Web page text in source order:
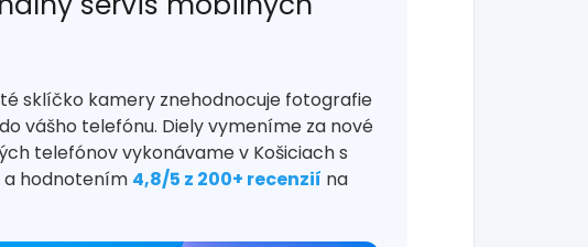
sklíčko kamery znehodnocuje fotografie
vášho telefónu. Diely vymeníme za nové
telefónov vykonávame v Košiciach s
a hodnotením 4,8/5 z 200+ recenzií na